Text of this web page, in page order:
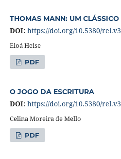
THOMAS MANN: UM
DOI: https://doi.org/10.5380/
Eloá Heise
PDF
O JOGO DA ESCRITURA
DOI: https://doi.org/10.5380/
Celina Moreira de Mello
PDF